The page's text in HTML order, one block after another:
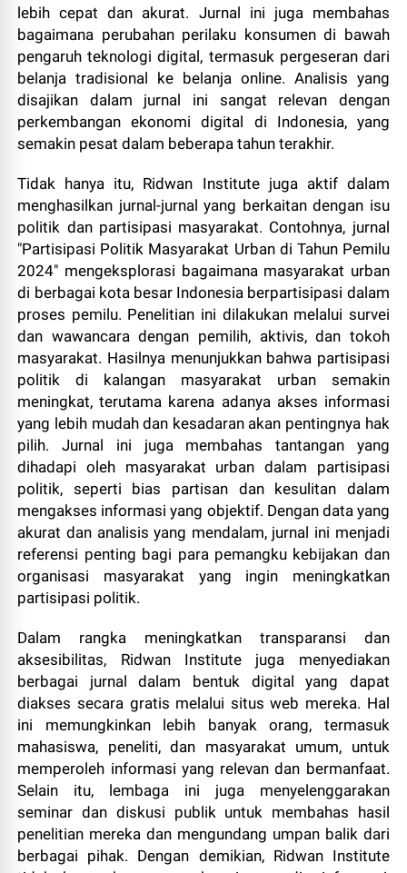
lebih cepat dan akurat. Jurnal ini juga membahas
bagaimana perubahan perilaku konsumen di bawah
pengaruh teknologi digital, termasuk pergeseran dari
belanja tradisional ke belanja online. Analisis yang
disajikan dalam jurnal ini sangat relevan dengan
perkembangan ekonomi digital di Indonesia, yang
semakin pesat dalam beberapa tahun terakhir.
Tidak hanya itu, Ridwan Institute juga aktif dalam
menghasilkan jurnal-jurnal yang berkaitan dengan isu
politik dan partisipasi masyarakat. Contohnya, jurnal
"Partisipasi Politik Masyarakat Urban di Tahun Pemilu
2024" mengeksplorasi bagaimana masyarakat urban
di berbagai kota besar Indonesia berpartisipasi dalam
proses pemilu. Penelitian ini dilakukan melalui survei
dan wawancara dengan pemilih, aktivis, dan tokoh
masyarakat. Hasilnya menunjukkan bahwa partisipasi
politik di kalangan masyarakat urban semakin
meningkat, terutama karena adanya akses informasi
yang lebih mudah dan kesadaran akan pentingnya hak
pilih. Jurnal ini juga membahas tantangan yang
dihadapi oleh masyarakat urban dalam partisipasi
politik, seperti bias partisan dan kesulitan dalam
mengakses informasi yang objektif. Dengan data yang
akurat dan analisis yang mendalam, jurnal ini menjadi
referensi penting bagi para pemangku kebijakan dan
organisasi masyarakat yang ingin meningkatkan
partisipasi politik.
Dalam rangka meningkatkan transparansi dan
aksesibilitas, Ridwan Institute juga menyediakan
berbagai jurnal dalam bentuk digital yang dapat
diakses secara gratis melalui situs web mereka. Hal
ini memungkinkan lebih banyak orang, termasuk
mahasiswa, peneliti, dan masyarakat umum, untuk
memperoleh informasi yang relevan dan bermanfaat.
Selain itu, lembaga ini juga menyelenggarakan
seminar dan diskusi publik untuk membahas hasil
penelitian mereka dan mengundang umpan balik dari
berbagai pihak. Dengan demikian, Ridwan Institute